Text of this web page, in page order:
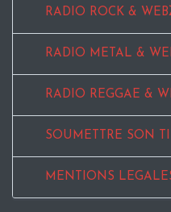
RADIO ROCK &
RADIO METAL &
RADIO REGGAE &
SOUMETTRE SON
MENTIONS